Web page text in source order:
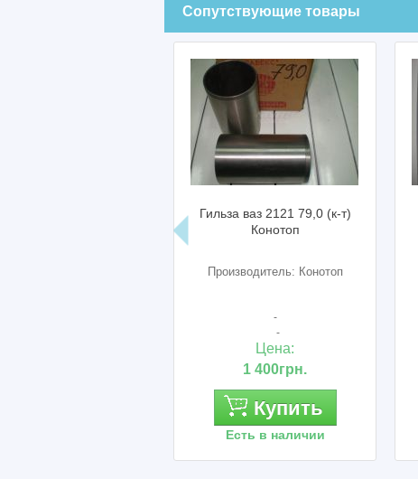
Сопутствующие товары
Гильза ваз 2121 79,0 (к-т)
Конотоп
Производитель: Конотоп
-
-
Цена:
1 400грн.
Купить
Есть в наличии